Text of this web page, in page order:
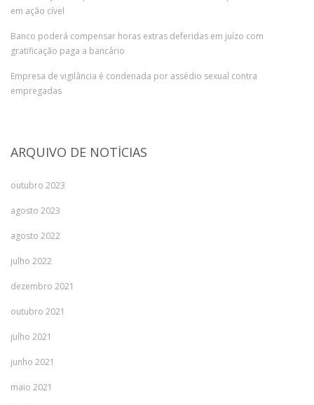
em ação cível
Banco poderá compensar horas extras deferidas em juízo com
gratificação paga a bancário
Empresa de vigilância é condenada por assédio sexual contra
empregadas
ARQUIVO DE NOTÍCIAS
outubro 2023
agosto 2023
agosto 2022
julho 2022
dezembro 2021
outubro 2021
julho 2021
junho 2021
maio 2021